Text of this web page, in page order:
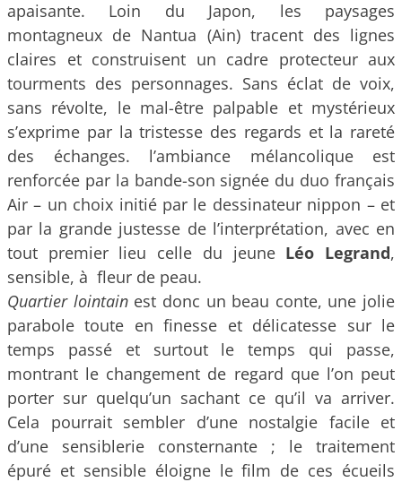
apaisante. Loin du Japon, les paysages
montagneux de Nantua (Ain) tracent des lignes
claires et construisent un cadre protecteur aux
tourments des personnages. Sans éclat de voix,
sans révolte, le mal-être palpable et mystérieux
s’exprime par la tristesse des regards et la rareté
des échanges. l’ambiance mélancolique est
renforcée par la bande-son signée du duo français
Air – un choix initié par le dessinateur nippon – et
par la grande justesse de l’interprétation, avec en
tout premier lieu celle du jeune Léo Legrand,
sensible, à fleur de peau.
Quartier lointainest donc un beau conte, une jolie
parabole toute en finesse et délicatesse sur le
temps passé et surtout le temps qui passe,
montrant le changement de regard que l’on peut
porter sur quelqu’un sachant ce qu’il va arriver.
Cela pourrait sembler d’une nostalgie facile et
d’une sensiblerie consternante ; le traitement
épuré et sensible éloigne le film de ces écueils